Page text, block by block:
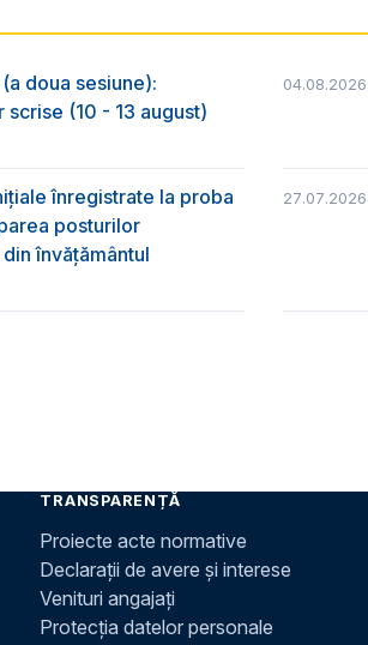
doua sesiune):
(10 - 13 august)
04.08.2026
înregistrate la proba
posturilor
învăţământul
27.07.2026
TRANSPARENȚĂ
Proiecte acte normative
Declarații de avere și interese
Venituri angajați
Protecția datelor personale